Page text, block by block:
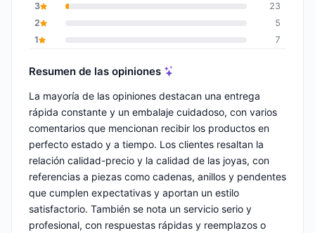
3
23
2
5
1
7
Resumen de las opiniones
La mayoría de las opiniones destacan una entrega
rápida constante y un embalaje cuidadoso, con varios
comentarios que mencionan recibir los productos en
perfecto estado y a tiempo. Los clientes resaltan la
relación calidad-precio y la calidad de las joyas, con
referencias a piezas como cadenas, anillos y pendentes
que cumplen expectativas y aportan un estilo
satisfactorio. También se nota un servicio serio y
profesional, con respuestas rápidas y reemplazos o